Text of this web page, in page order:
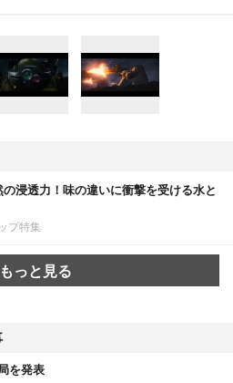
浸透力！味の違いに衝撃を受ける水と
プ特集
もっと見る
を発表